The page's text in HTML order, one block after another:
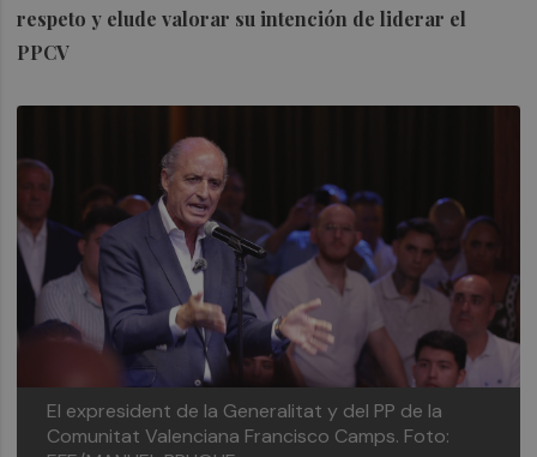
respeto y elude valorar su intención de liderar el
PPCV
El expresident de la Generalitat y del PP de la
Comunitat Valenciana Francisco Camps. Foto: